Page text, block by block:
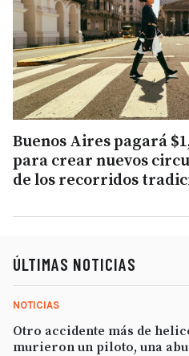
Buenos Aires pagará
para crear nuevos
de los recorridos
ÚLTIMAS NOTICIAS
NOTICIAS
Otro accidente más de
murieron un piloto, una